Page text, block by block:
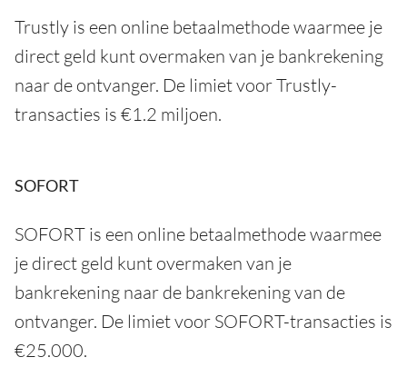
Trustly is een online betaalmethode waarmee je
direct geld kunt overmaken van je bankrekening
naar de ontvanger. De limiet voor Trustly-
transacties is €1.2 miljoen.
SOFORT
SOFORT is een online betaalmethode waarmee
je direct geld kunt overmaken van je
bankrekening naar de bankrekening van de
ontvanger. De limiet voor SOFORT-transacties is
€25.000.